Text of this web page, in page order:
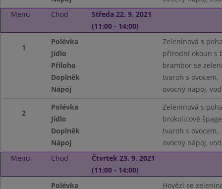
Menu
Chod
Středa 22. 9. 2021
(11:00 - 14:00)
1
Polévka
Zeleninová s
Jídlo
přírodní okoun s
Příloha
brambor se
Doplněk
tvaroh s ovocem,
Nápoj
ovocný nápoj,
2
Polévka
Zeleninová s
Jídlo
brokolicové
Doplněk
tvaroh s ovocem,
Nápoj
ovocný nápoj,
Menu
Chod
Čtvrtek 23. 9. 2021
(11:00 - 14:00)
Polévka
Hovězí se